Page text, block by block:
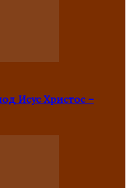
Исус Христос –